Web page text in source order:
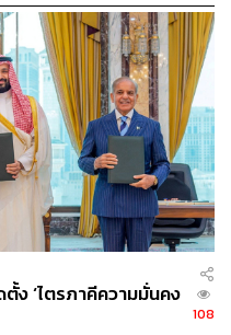
ระกันการเดินทางแบบอุ่น
หลายประกันการเดินทาง
อความขัดแย้งทางทหาร
ทำความเข้าใจราย
ยงด้านค่าใช้จ่ายที่อาจเกิด
ด็นที่เกี่ยวข้องกับเหตุความ
หรือการยกเลิกเที่ยวบิน
สิ่งที่เราแนะนำสำหรับคน
ทุกกรณี เพื่อที่เราจะได้ไม่
ง ‘ไตรภาคีความมั่นคง
108